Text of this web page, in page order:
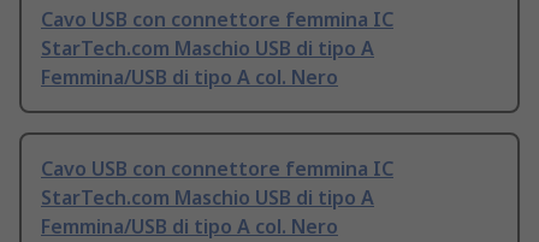
Cavo USB con connettore femmina IC
StarTech.com Maschio USB di tipo A
Femmina/USB di tipo A col. Nero
Cavo USB con connettore femmina IC
StarTech.com Maschio USB di tipo A
Femmina/USB di tipo A col. Nero